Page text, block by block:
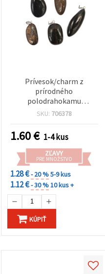
Prívesok/charm z
prírodného
polodrahokamu
BRONZIT, mix 9~20 x
SKU: 706378
1.60€ 1-4 kus
ZĽAVY
PRE MNOŽSTVO
1.28 €- 20 %5-9 kus
1.12 €- 30 %10 kus +
KÚPIŤ